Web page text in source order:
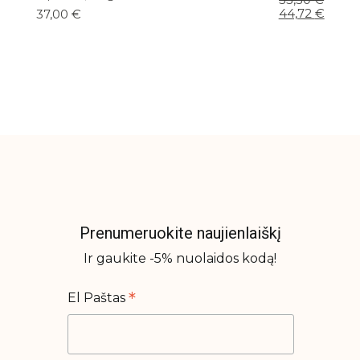
37,00 €
price
44,72 €
price
Prenumeruokite naujienlaiškį
Ir gaukite -5% nuolaidos kodą!
El Paštas *